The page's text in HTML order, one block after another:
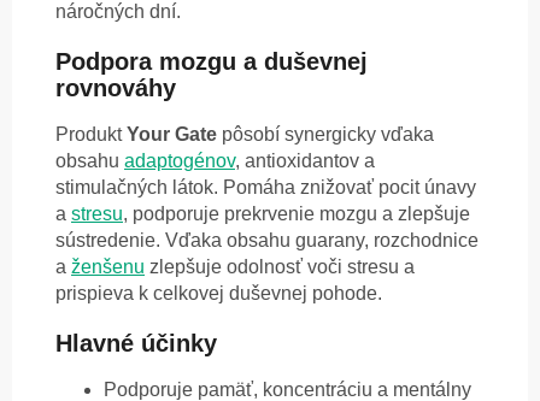
náročných dní.
Podpora mozgu a duševnej
rovnováhy
ProduktYour Gate pôsobí synergicky vďaka
obsahu adaptogénov, antioxidantov a
stimulačných látok. Pomáha znižovať pocit únavy
a stresu, podporuje prekrvenie mozgu a zlepšuje
sústredenie. Vďaka obsahu guarany, rozchodnice
a ženšenu zlepšuje odolnosť voči stresu a
prispieva k celkovej duševnej pohode.
Hlavné účinky
Podporuje pamäť, koncentráciu a mentálny